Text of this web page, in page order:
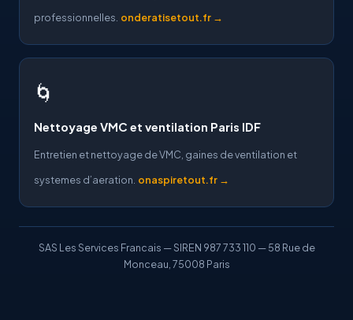
professionnelles. onderatisetout.fr →
🌀
Nettoyage VMC et ventilation Paris IDF
Entretien et nettoyage de VMC, gaines de ventilation et
systemes d’aeration. onaspiretout.fr →
SAS Les Services Francais — SIREN 987 733 110 — 58 Rue de
Monceau, 75008 Paris